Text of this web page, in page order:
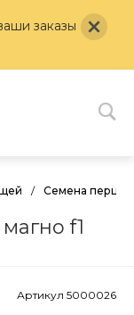
заказы
/ Семена перца
f1
Артикул 5000026